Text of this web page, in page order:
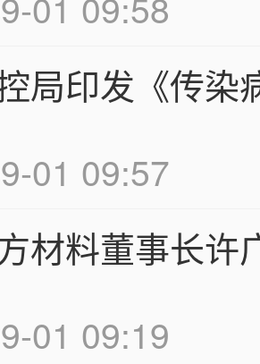
局印发《传染
01 09:57
材料董事长许
01 09:19